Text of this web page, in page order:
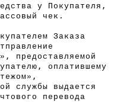
у Покупателя,
чек.
Заказа
предоставляемой
оплатившему
службы выдается
перевода